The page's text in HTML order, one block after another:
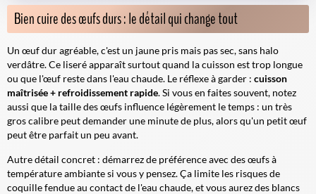
Bien cuire des œufs durs : le détail qui change tout
Un œuf dur agréable, c'est un jaune pris mais pas sec, sans halo
verdâtre. Ce liseré apparaît surtout quand la cuisson est trop longue
ou que l'œuf reste dans l'eau chaude. Le réflexe à garder : cuisson
maîtrisée + refroidissement rapide. Si vous en faites souvent, notez
aussi que la taille des œufs influence légèrement le temps : un très
gros calibre peut demander une minute de plus, alors qu'un petit œuf
peut être parfait un peu avant.
Autre détail concret : démarrez de préférence avec des œufs à
température ambiante si vous y pensez. Ça limite les risques de
coquille fendue au contact de l'eau chaude, et vous aurez des blancs